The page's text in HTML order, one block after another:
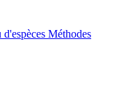
Méthodes